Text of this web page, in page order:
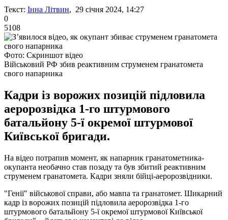
Текст: Інна Літвин, 29 січня 2024, 14:27
0
5108
Фото: Скриншот відео
Військовий РФ збив реактивним струменем гранатомета
свого напарника
Кадри із ворожих позицій підловила
аеророзвідка 1-го штурмового
батальйону 5-ї окремої штурмової
Київської бригади.
На відео потрапив момент, як напарник гранатометника-
окупанта необачно став позаду та був збитий реактивним
струменем гранатомета. Кадри зняли бійці-аеророзвідники.
"Генії" військової справи, або мавпа та гранатомет. Шикарний
кадр із ворожих позицій підловила аеророзвідка 1-го
штурмового батальйону 5-ї окремої штурмової Київської